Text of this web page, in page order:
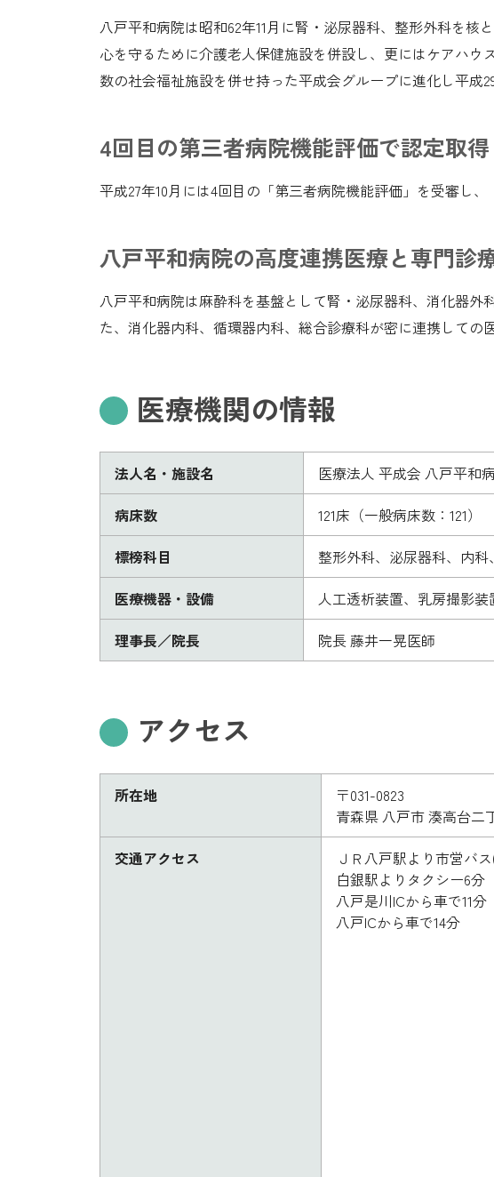
八戸平和病院は昭和62年11月に腎・泌尿器科、整形外科を
心を守るために介護老人保健施設を併設し、更にはケアハ
数の社会福祉施設を併せ持った平成会グループに進化し平成
4回目の第三者病院機能評価で認定取得
平成27年10月には4回目の「第三者病院機能評価」を受審し
八戸平和病院の高度連携医療と専門診
八戸平和病院は麻酔科を基盤として腎・泌尿器科、消化器
た、消化器内科、循環器内科、総合診療科が密に連携しての
医療機関の情報
法人名・施設名
医療法人 平成会 八戸平和
病床数
121床（一般病床数：121）
標榜科目
整形外科、泌尿器科、内
医療機器・設備
人工透析装置、乳房撮影
理事長／院長
院長 藤井一晃医師
アクセス
所在地
〒031-0823
青森県 八戸市 湊高台二
交通アクセス
ＪＲ八戸駅より市営バ
白銀駅よりタクシー6分
八戸是川ICから車で11分
八戸ICから車で14分